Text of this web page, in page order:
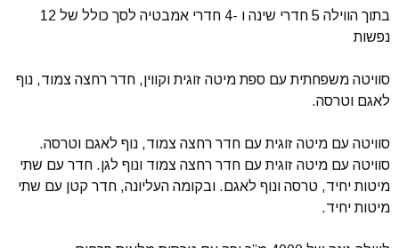
בתוך הווילה 5 חדרי שינה ו -4 חדרי אמבטיה לסך כולל של 12
נפשות
סוויטה משפחתית עם ספת מיטה זוגית וקווין, חדר רחצה צמוד, נוף
לאגם וטרסה.
סוויטה עם מיטה זוגית עם חדר רחצה צמוד, נוף לאגם וטרסה.
סוויטה עם מיטה זוגית עם חדר רחצה צמוד ונוף לגן. חדר עם שתי
מיטות יחיד, טרסה ונוף לאגם. ובקומה העליונה, חדר קטן עם שתי
מיטות יחיד.